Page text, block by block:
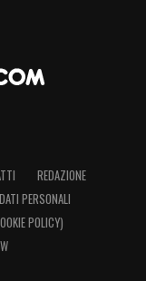
REDAZIONE
PERSONALI
POLICY)